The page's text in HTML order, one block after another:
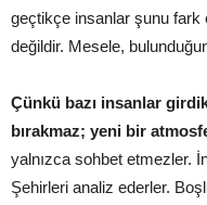
geçtikçe insanlar şunu
değildir. Mesele,
Çünkü bazı insanlar
bırakmaz; yeni bir
yalnızca sohbet etmezler.
Şehirleri analiz ederler.